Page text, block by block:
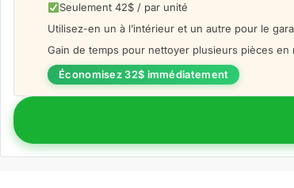
Seulement 42$ / par unité
Utilisez-en un à l’intérieur et un autre pour le
Gain de temps pour nettoyer plusieurs pièces
Économisez 32$ immédiatement